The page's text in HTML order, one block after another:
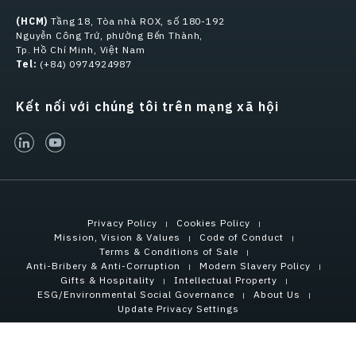
(HCM) Tầng 18, Tòa nhà ROX, số 180-192
Nguyễn Công Trứ, phường Bến Thành,
Tp. Hồ Chí Minh, Việt Nam
Tel: (+84) 0974924987
Kết nối với chúng tôi trên mạng xã hội
linked-inyoutube
Privacy Policy
Cookies Policy
Mission, Vision & Values
Code of Conduct
Terms & Conditions of Sale
Anti-Bribery & Anti-Corruption
Modern Slavery Policy
Gifts & Hospitality
Intellectual Property
ESG/Environmental Social Governance
About Us
Update Privacy Settings